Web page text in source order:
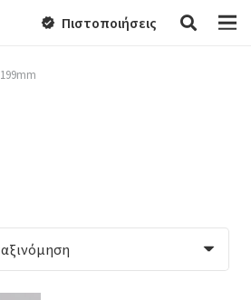
verified Πιστοποιήσεις
199mm